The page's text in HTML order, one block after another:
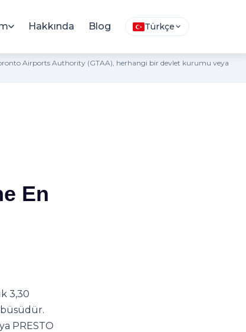
Hakkında Blog Türkçe
Airports Authority (GTAA), herhangi bir devlet kurumu veya
En
3,30
PRESTO